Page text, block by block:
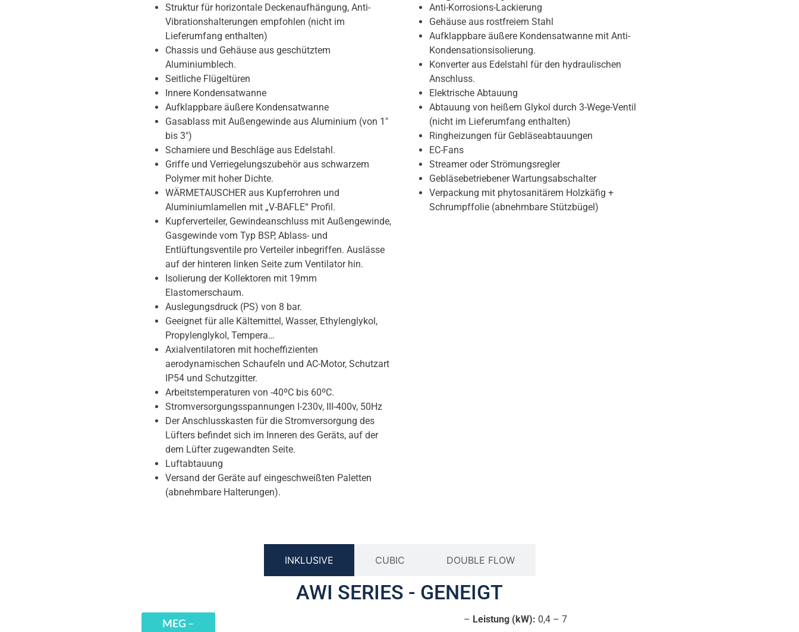
Struktur für horizontale Deckenaufhängung, Anti-
Vibrationshalterungen empfohlen (nicht im
Lieferumfang enthalten)
Chassis und Gehäuse aus geschütztem
Aluminiumblech.
Seitliche Flügeltüren
Innere Kondensatwanne
Aufklappbare äußere Kondensatwanne
Gasablass mit Außengewinde aus Aluminium (von 1″
bis 3″)
Scharniere und Beschläge aus Edelstahl.
Griffe und Verriegelungszubehör aus schwarzem
Polymer mit hoher Dichte.
WÄRMETAUSCHER aus Kupferrohren und
Aluminiumlamellen mit „V-BAFLE“ Profil.
Kupferverteiler, Gewindeanschluss mit Außengewinde,
Gasgewinde vom Typ BSP, Ablass- und
Entlüftungsventile pro Verteiler inbegriffen. Auslässe
auf der hinteren linken Seite zum Ventilator hin.
Isolierung der Kollektoren mit 19mm
Elastomerschaum.
Auslegungsdruck (PS) von 8 bar.
Geeignet für alle Kältemittel, Wasser, Ethylenglykol,
Propylenglykol, Tempera…
Axialventilatoren mit hocheffizienten
aerodynamischen Schaufeln und AC-Motor, Schutzart
IP54 und Schutzgitter.
Arbeitstemperaturen von -40ºC bis 60ºC.
Stromversorgungsspannungen I-230v, III-400v, 50Hz
Der Anschlusskasten für die Stromversorgung des
Lüfters befindet sich im Inneren des Geräts, auf der
dem Lüfter zugewandten Seite.
Luftabtauung
Versand der Geräte auf eingeschweißten Paletten
(abnehmbare Halterungen).
Anti-Korrosions-Lackierung
Gehäuse aus rostfreiem Stahl
Aufklappbare äußere Kondensatwanne mit Anti-
Kondensationsisolierung.
Konverter aus Edelstahl für den hydraulischen
Anschluss.
Elektrische Abtauung
Abtauung von heißem Glykol durch 3-Wege-Ventil
(nicht im Lieferumfang enthalten)
Ringheizungen für Gebläseabtauungen
EC-Fans
Streamer oder Strömungsregler
Gebläsebetriebener Wartungsabschalter
Verpackung mit phytosanitärem Holzkäfig +
Schrumpffolie (abnehmbare Stützbügel)
INKLUSIVE CUBIC DOUBLE FLOW
AWI SERIES - GENEIGT
MEG –
– Leistung (kW): 0,4 – 7